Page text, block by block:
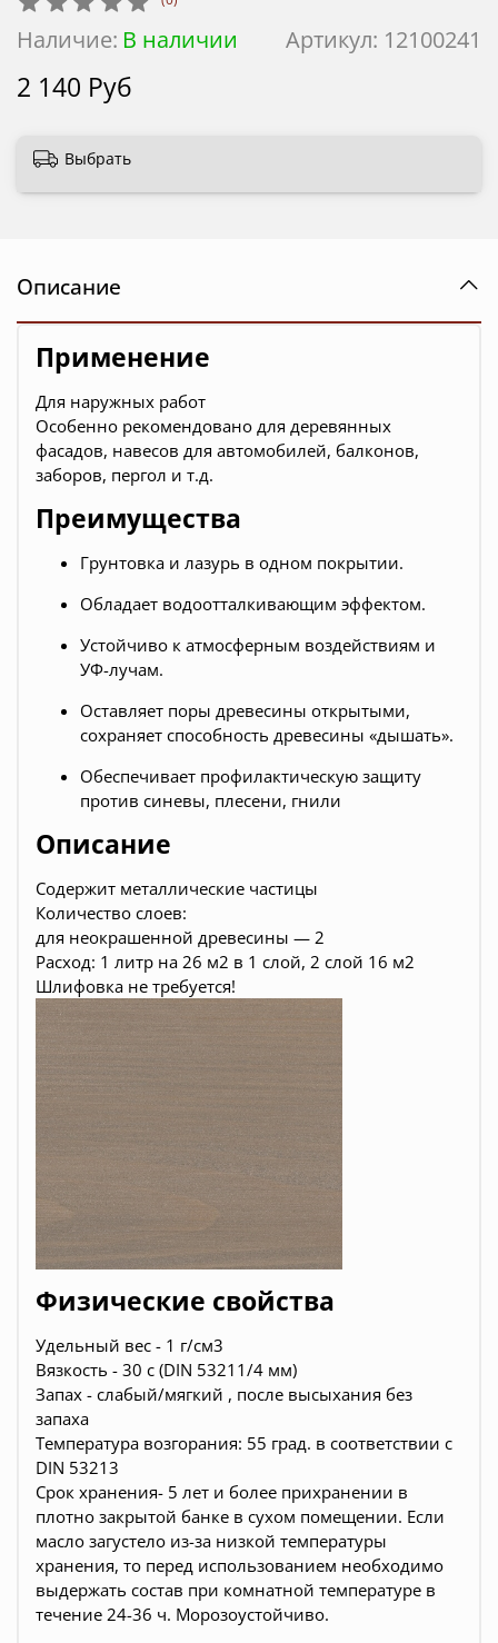
Артикул: 12100241
Наличие: В наличии
2 140 Руб
Выбрать
Описание
Применение
Для наружных работ
Особенно рекомендовано для деревянных
фасадов, навесов для автомобилей, балконов,
заборов, пергол и т.д.
Преимущества
Грунтовка и лазурь в одном покрытии.
Обладает водоотталкивающим эффектом.
Устойчиво к атмосферным воздействиям и
УФ-лучам.
Оставляет поры древесины открытыми,
сохраняет способность древесины «дышать».
Обеспечивает профилактическую защиту
против синевы, плесени, гнили
Описание
Содержит металлические частицы
Количество слоев:
для неокрашенной древесины — 2
Расход: 1 литр на 26 м2 в 1 слой, 2 слой 16 м2
Шлифовка не требуется!
Физические свойства
Удельный вес - 1 г/см3
Вязкость - 30 с (DIN 53211/4 мм)
Запах - слабый/мягкий , после высыхания без
запаха
Температура возгорания: 55 град. в соответствии с
DIN 53213
Срок хранения- 5 лет и более прихранении в
плотно закрытой банке в сухом помещении. Если
масло загустело из-за низкой температуры
хранения, то перед использованием необходимо
выдержать состав при комнатной температуре в
течение 24-36 ч. Морозоустойчиво.